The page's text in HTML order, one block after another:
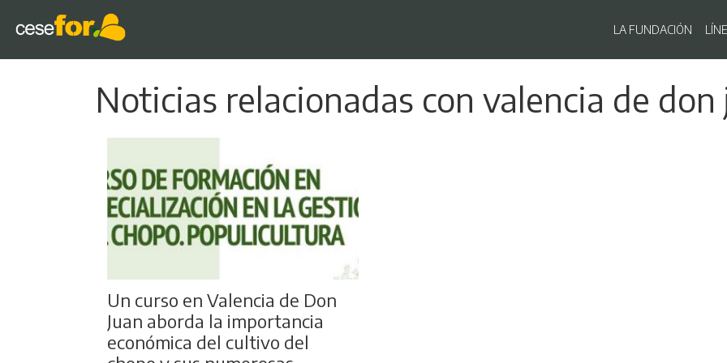
al
contenido
LA FUNDACIÓN
Noticias relacionadas con valencia de don
Un curso en Valencia de Don
Juan aborda la importancia
económica del cultivo del